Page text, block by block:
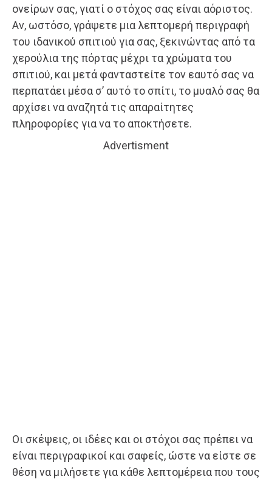
ονείρων σας, γιατί ο στόχος σας είναι αόριστος.
Αν, ωστόσο, γράψετε μια λεπτομερή περιγραφή
του ιδανικού σπιτιού για σας, ξεκινώντας από τα
χερούλια της πόρτας μέχρι τα χρώματα του
σπιτιού, και μετά φανταστείτε τον εαυτό σας να
περπατάει μέσα σ’ αυτό το σπίτι, το μυαλό σας θα
αρχίσει να αναζητά τις απαραίτητες
πληροφορίες για να το αποκτήσετε.
Advertisment
Οι σκέψεις, οι ιδέες και οι στόχοι σας πρέπει να
είναι περιγραφικοί και σαφείς, ώστε να είστε σε
θέση να μιλήσετε για κάθε λεπτομέρεια που τους